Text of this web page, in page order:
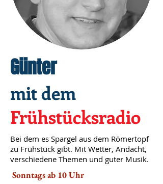
Günter
mit dem
Frühstücksradio
Bei dem es Spargel aus dem Römertopf
zu Frühstück gibt. Mit Wetter, Andacht,
verschiedene Themen und guter Musik.
Sonntags ab 10 Uhr